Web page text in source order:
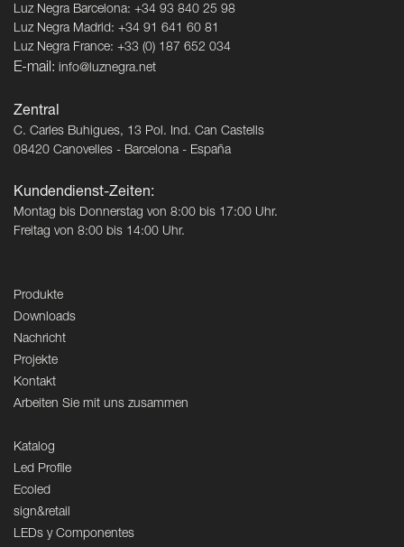
Luz Negra Barcelona: +34 93 840 25 98
Luz Negra Madrid: +34 91 641 60 81
Luz Negra France: +33 (0) 187 652 034
E-mail: info@luznegra.net
Zentral
C. Carles Buhigues, 13 Pol. Ind. Can Castells
08420 Canovelles - Barcelona - España
Kundendienst-Zeiten:
Montag bis Donnerstag von 8:00 bis 17:00 Uhr.
Freitag von 8:00 bis 14:00 Uhr.
Produkte
Downloads
Nachricht
Projekte
Kontakt
Arbeiten Sie mit uns zusammen
Katalog
Led Profile
Ecoled
sign&retail
LEDs y Componentes